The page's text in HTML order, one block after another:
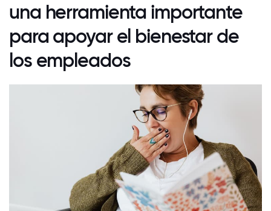
una herramienta importante
para apoyar el bienestar de
los empleados